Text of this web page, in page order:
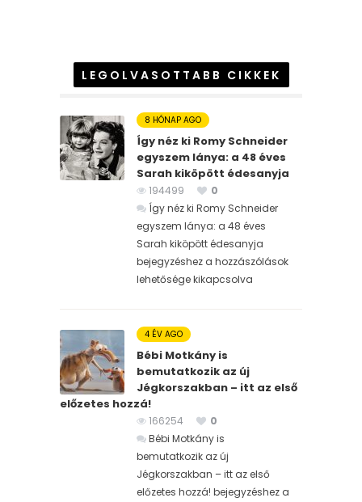
LEGOLVASOTTABB CIKKEK
8 HÓNAP AGO
Így néz ki Romy Schneider
egyszem lánya: a 48 éves
Sarah kiköpött édesanyja
194499
0
Így néz ki Romy Schneider
egyszem lánya: a 48 éves
Sarah kiköpött édesanyja
bejegyzéshez a hozzászólások
lehetősége kikapcsolva
4 ÉV AGO
Bébi Motkány is
bemutatkozik az új
Jégkorszakban – itt az első
előzetes hozzá!
166254
0
Bébi Motkány is
bemutatkozik az új
Jégkorszakban – itt az első
előzetes hozzá! bejegyzéshez a